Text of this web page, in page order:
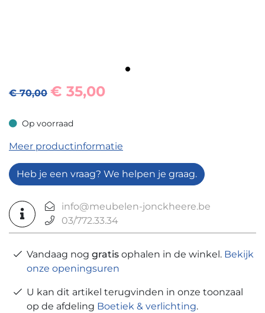
€ 70,00 € 35,00
Op voorraad
Op voorraad
Meer productinformatie
Heb je een vraag? We helpen je graag.
info@meubelen-jonckheere.be
03/772.33.34
Vandaag nog gratis ophalen in de winkel. Bekijk
onze openingsuren
U kan dit artikel terugvinden in onze toonzaal
op de afdeling Boetiek & verlichting.